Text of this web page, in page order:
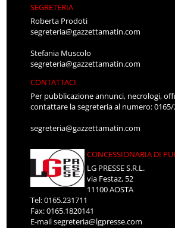
SEGRETERIA
Roberta Prodoti
segreteria@gazzettamatin.com
Stefania Muscolo
segreteria@gazzettamatin.com
CONTATTACI
Per pubblicazione annunci, necrologi,
contattare la segreteria al numero: 0165/
segreteria@gazzettamatin.com
CONCESSIONARIA DI
LG PRESSE S.R.L.
via Festaz, 52
11100 AOSTA
Tel: 0165.231711
Fax: 0165.1820141
E-mailsegreteria@lgpresse.com